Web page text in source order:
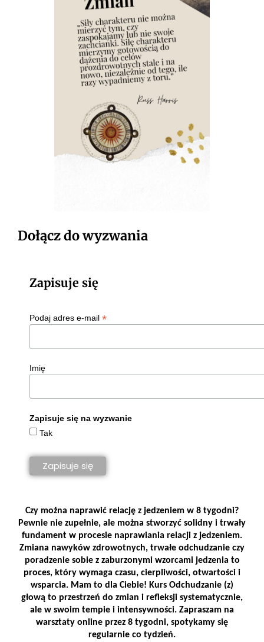
Dołącz do wyzwania
Zapisuje się
Podaj adres e-mail *
Imię
Zapisuje się na wyzwanie
Tak
Czy można naprawić relację z jedzeniem w 8 tygodni?
Pewnie nie zupełnie, ale można stworzyć solidny i trwały
fundament w procesie naprawiania relacji z jedzeniem.
Zmiana nawyków zdrowotnych, trwałe odchudzanie czy
poradzenie sobie z zaburzonymi wzorcami jedzenia to
proces, który wymaga czasu, cierpliwości, otwartości i
wsparcia. Mam to dla Ciebie! Kurs Odchudzanie (z)
głową to przestrzeń do zmian i refleksji systematycznie,
ale w swoim tempie i intensywności. Zapraszam na
warsztaty online przez 8 tygodni, spotykamy się
regularnie co tydzień.